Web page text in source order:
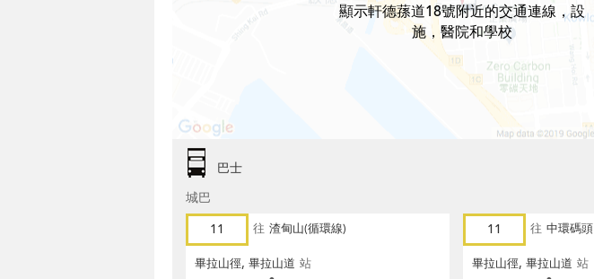
顯示軒德蓀道18號附近的交通連線，設
施，醫院和學校
巴士
城巴
11
往 渣甸山(循環線)
畢拉山徑, 畢拉山道 站
11 往 中環碼頭
畢拉山徑, 畢拉山道 站